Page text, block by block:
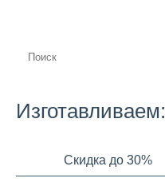
Изготавливаем:
Скидка до 30%